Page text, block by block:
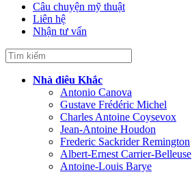
Câu chuyện mỹ thuật
Liên hệ
Nhận tư vấn
Nhà điêu Khắc
Antonio Canova
Gustave Frédéric Michel
Charles Antoine Coysevox
Jean-Antoine Houdon
Frederic Sackrider Remington
Albert-Ernest Carrier-Belleuse
Antoine-Louis Barye